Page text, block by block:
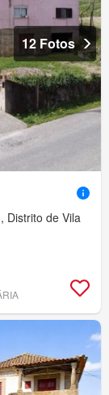
12 Fotos
Distrito de Vila